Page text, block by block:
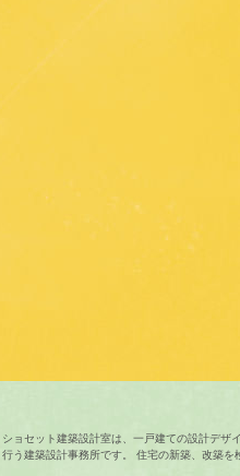
ショセット建築設計室は、一戸建ての設計デザ
行う建築設計事務所です。 住宅の新築、改築